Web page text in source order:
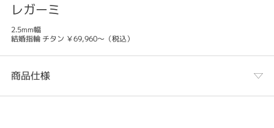
レガーミ
2.5mm幅
結婚指輪 チタン ￥69,960～（税込）
商品仕様